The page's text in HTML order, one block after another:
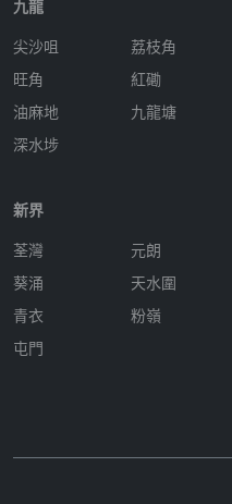
九龍
尖沙咀
旺角
油麻地
深水埗
荔枝角
紅磡
九龍塘
新界
荃灣
葵涌
青衣
屯門
元朗
天水圍
粉嶺